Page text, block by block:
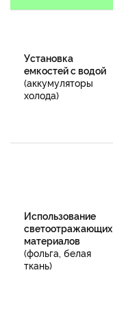
Установка
емкостей с водой
(аккумуляторы
холода)
Использование
светоотражающих
материалов
(фольга, белая
ткань)